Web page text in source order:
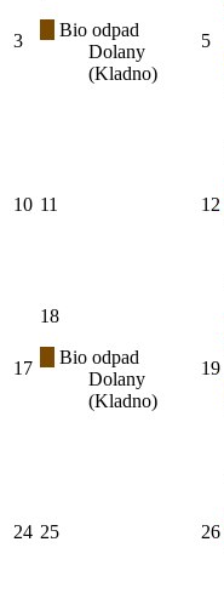
3
Bio odpad
Dolany
(Kladno)
5
10 11 12
17
18
Bio odpad
Dolany
(Kladno)
19
24 25 26